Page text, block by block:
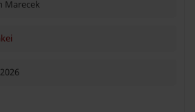
Marecek